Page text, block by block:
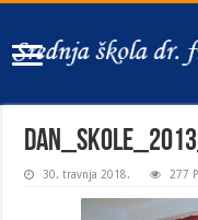
30. travnja 2018. 277